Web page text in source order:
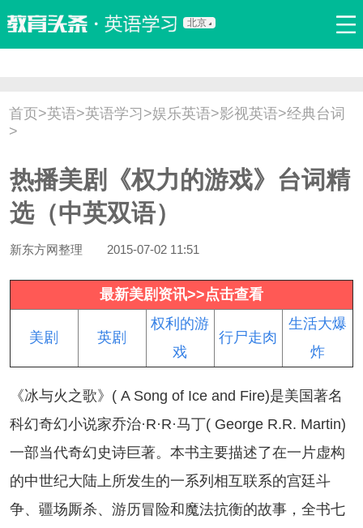
北京
双语新闻 口译翻译 职场英语 娱乐英语 少儿英语
流行语 新概念
首页>英语>英语学习 >娱乐英语>影视英语>经典台词
>
热播美剧《权力的游戏》台词精
选（中英双语）
新东方网整理 2015-07-02 11:51
最新美剧资讯>>点击查看
美剧 英剧
权利的游
戏
行尸走肉
生活大爆
炸
与火之歌》( A Song of Ice and Fire)是美国著名
科幻奇幻小说家乔治·R·R·马丁( George R.R. Martin)
一部当代奇幻史诗巨著。本书主要描述了在一片虚构
的中世纪大陆上所发生的一系列相互联系的宫廷斗
争、疆场厮杀、游历冒险和魔法抗衡的故事，全书七